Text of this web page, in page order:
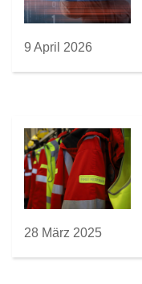
9 April 2026
28 März 2025